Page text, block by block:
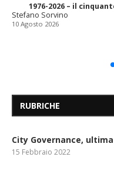
1976-2026 – il
Stefano Sorvino
10 Agosto 2026
RUBRICHE
City Governance,
15 Febbraio 2022